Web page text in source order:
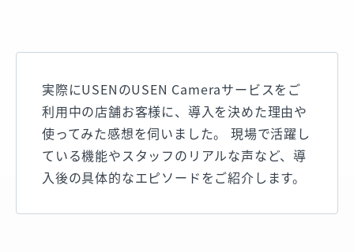
実際にUSENのUSEN Cameraサービスをご
利用中の店舗お客様に、導入を決めた理由や
使ってみた感想を伺いました。 現場で活躍し
ている機能やスタッフのリアルな声など、導
入後の具体的なエピソードをご紹介します。